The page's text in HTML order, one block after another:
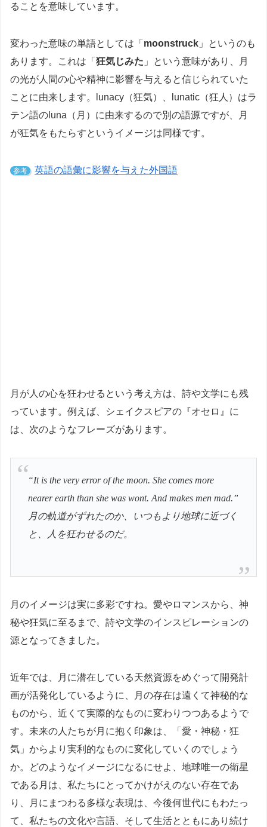
ることを意味しています。
変わった意味の単語としては「 moonstruck 」というのも
あります。これは「 狂気じみた 」という意味があり、月
の光が人間の心や精神に影響を与えると信じられていた
ことに由来します。lunacy（狂気）、lunatic（狂人）はラ
テン語のluna（月）に由来するので別の語源ですが、月
が狂気をもたらすというイメージは同様です。
参考 英語の語彙に影響を与えた外国語
月が人の心を狂わせるという考え方は、詩や文学にも残
っています。例えば、シェイクスピアの『オセロ』に
は、次のようなフレーズがあります。
“It is the very error of the moon. She comes more
nearer earth than she was wont. And makes men mad.”
月の軌道がずれたのか、いつもより地球に近づく
と、人を狂わせるのだ。
月のイメージは実に多彩ですね。愛やロマンスから、神
秘や狂気に至るまで、詩や文学のインスピレーションの
源となってきました。
近年では、月に潜在している天然資源をめぐって開発計
画が活発化しているように、月の存在は遠くて神秘的な
ものから、近くて実際的なものに変わりつつあるようで
す。未来の人たちが月に抱く印象は、「愛・神秘・狂
気」からより実利的なものに変化していくのでしょう
か。どのようなイメージになるにせよ、地球唯一の衛星
である月は、私たちにとってかけがえのない存在であ
り、月にまつわる多様な表現は、今後何世代にもわたっ
て、私たちの文化や言語、そして生活とともにあり続け